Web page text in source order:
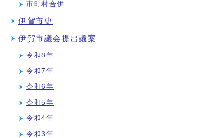
市町村合併
伊賀市史
伊賀市議会提出議案
令和8年
令和7年
令和6年
令和5年
令和4年
令和3年